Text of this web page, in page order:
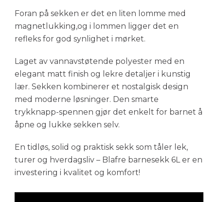
Foran på sekken er det en liten lomme med
magnetlukking,og i lommen ligger det en
refleks for god synlighet i mørket.
Laget av vannavstøtende polyester med en
elegant matt finish og lekre detaljer i kunstig
lær. Sekken kombinerer et nostalgisk design
med moderne løsninger. Den smarte
trykknapp-spennen gjør det enkelt for barnet å
åpne og lukke sekken selv.
En tidløs, solid og praktisk sekk som tåler lek,
turer og hverdagsliv – Blafre barnesekk 6L er en
investering i kvalitet og komfort!